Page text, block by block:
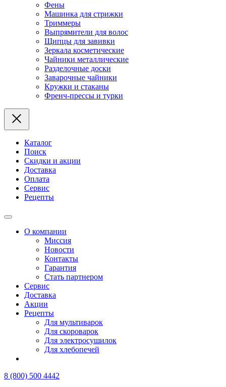
Фены
Машинка для стрижки
Триммеры
Выпрямители для волос
Щипцы для завивки
Зеркала косметические
Чайники металлические
Разделочные доски
Заварочные чайники
Кружки и стаканы
Френч-прессы и турки
Каталог
Поиск
Скидки и акции
Доставка
Оплата
Сервис
Рецепты
О компании
Миссия
Новости
Контакты
Гарантия
Стать партнером
Сервис
Доставка
Акции
Рецепты
Для мультиварок
Для скороварок
Для электросушилок
Для хлебопечей
8 (800) 500 4442